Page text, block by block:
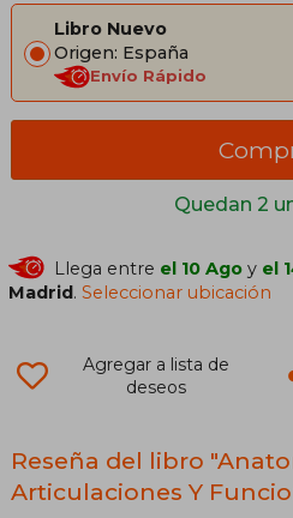
Libro Nuevo
Origen: España
Envío Rápido
Quedan 2
Llega entre el 10 Ago y el
Madrid .Seleccionar ubicación
Agregar a lista de
deseos
Reseña del libro
Articulaciones Y